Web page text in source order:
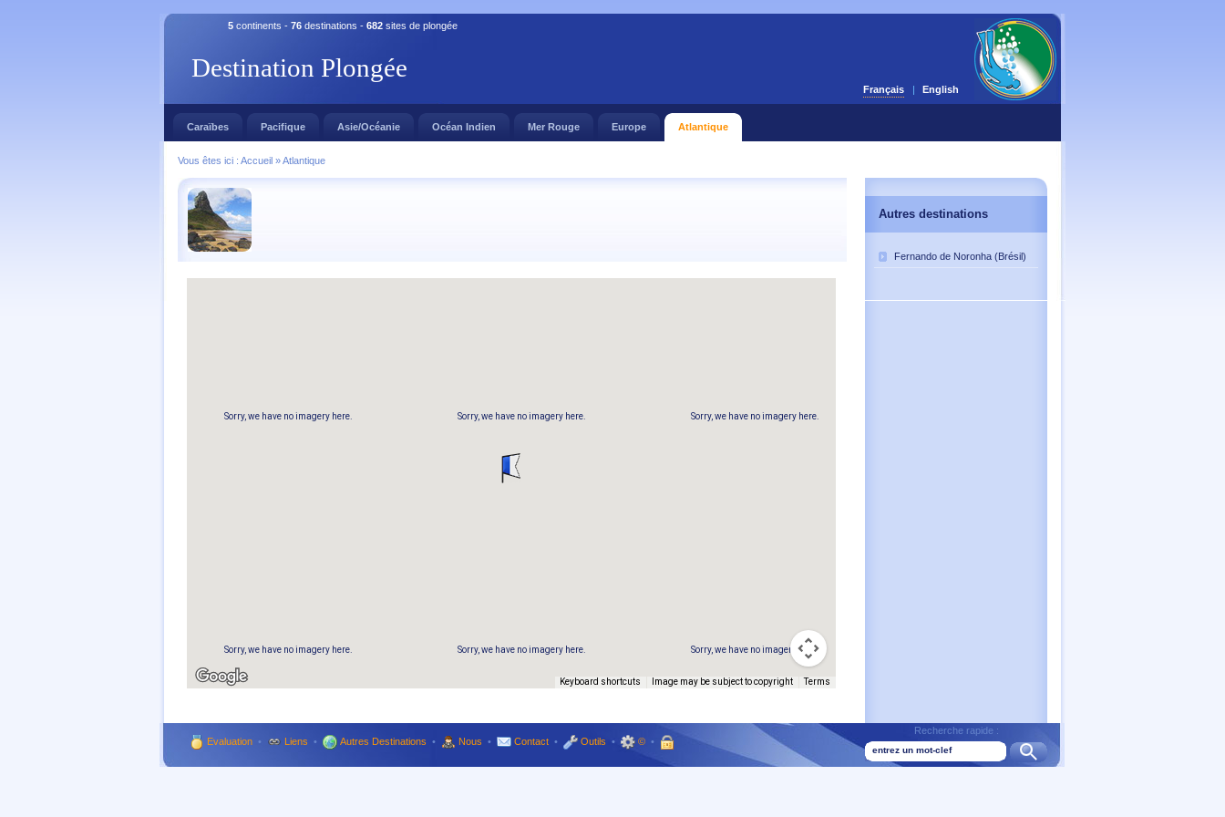
Destination Plongée
5 continents - 76 destinations - 682 sites de plongée
Français English
Caraïbes Pacifique Asie/Océanie Océan Indien Mer Rouge Europe Atlantique
Vous êtes ici : Accueil »Atlantique
Sorry, we have no imagery here.
Sorry, we have no imagery here.
Sorry, we have no imagery here.
Sorry, we have no imagery here.
Sorry, we have no imagery here.
Sorry, we have no imagery here.
Keyboard shortcuts Image may be subject to copyright Terms
Autres destinations
Fernando de Noronha (Brésil)
Evaluation • Liens • Autres Destinations • Nous • Contact • Outils • © •
Recherche rapide :